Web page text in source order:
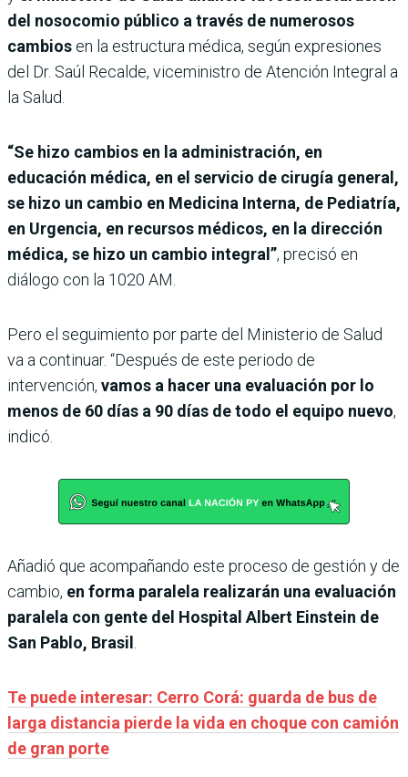
del nosocomio público a través de numerosos
cambios en la estructura médica, según expresiones
del Dr. Saúl Recalde, viceministro de Atención Integral a
la Salud.
“Se hizo cambios en la administración, en
educación médica, en el servicio de cirugía general,
se hizo un cambio en Medicina Interna, de Pediatría,
en Urgencia, en recursos médicos, en la dirección
médica, se hizo un cambio integral”, precisó en
diálogo con la 1020 AM.
Pero el seguimiento por parte del Ministerio de Salud
va a continuar. “Después de este periodo de
intervención, vamos a hacer una evaluación por lo
menos de 60 días a 90 días de todo el equipo nuevo,
indicó.
Añadió que acompañando este proceso de gestión y de
cambio, en forma paralela realizarán una evaluación
paralela con gente del Hospital Albert Einstein de
San Pablo, Brasil
Te puede interesar: Cerro Corá: guarda de bus de
larga distancia pierde la vida en choque con camión
de gran porte